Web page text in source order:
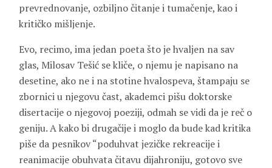
prevrednovanje, ozbiljno čitanje i tumačenje, kao i
kritičko mišljenje.
Evo, recimo, ima jedan poeta što je hvaljen na sav
glas, Milosav Tešić se kliče, o njemu je napisano na
desetine, ako ne i na stotine hvalospeva, štampaju se
zbornici u njegovu čast, akademci pišu doktorske
disertacije o njegovoj poeziji, odmah se vidi da je reč o
geniju. A kako bi drugačije i moglo da bude kad kritika
piše da pesnikov “poduhvat jezičke rekreacije i
reanimacije obuhvata čitavu dijahroniju, gotovo sve